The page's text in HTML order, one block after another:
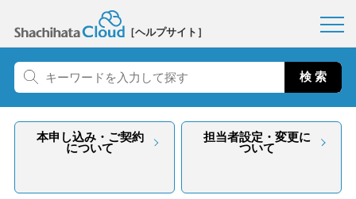
［ヘルプサイト］
本申し込み・ご契約
について
担当者設定・変更に
ついて